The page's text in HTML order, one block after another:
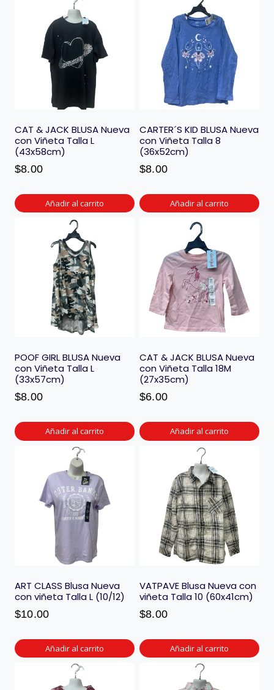
CAT & JACK BLUSA Nueva
con Viñeta Talla L
(43x58cm)
$8.00
Añadir al carrito
CARTER´S KID BLUSA Nueva
con Viñeta Talla 8
(36x52cm)
$8.00
Añadir al carrito
POOF GIRL BLUSA Nueva
con Viñeta Talla L
(33x57cm)
$8.00
Añadir al carrito
CAT & JACK BLUSA Nueva
con Viñeta Talla 18M
(27x35cm)
$6.00
Añadir al carrito
ART CLASS Blusa Nueva
con viñeta Talla L (10/12)
$10.00
Añadir al carrito
VATPAVE Blusa Nueva con
viñeta Talla 10 (60x41cm)
$8.00
Añadir al carrito